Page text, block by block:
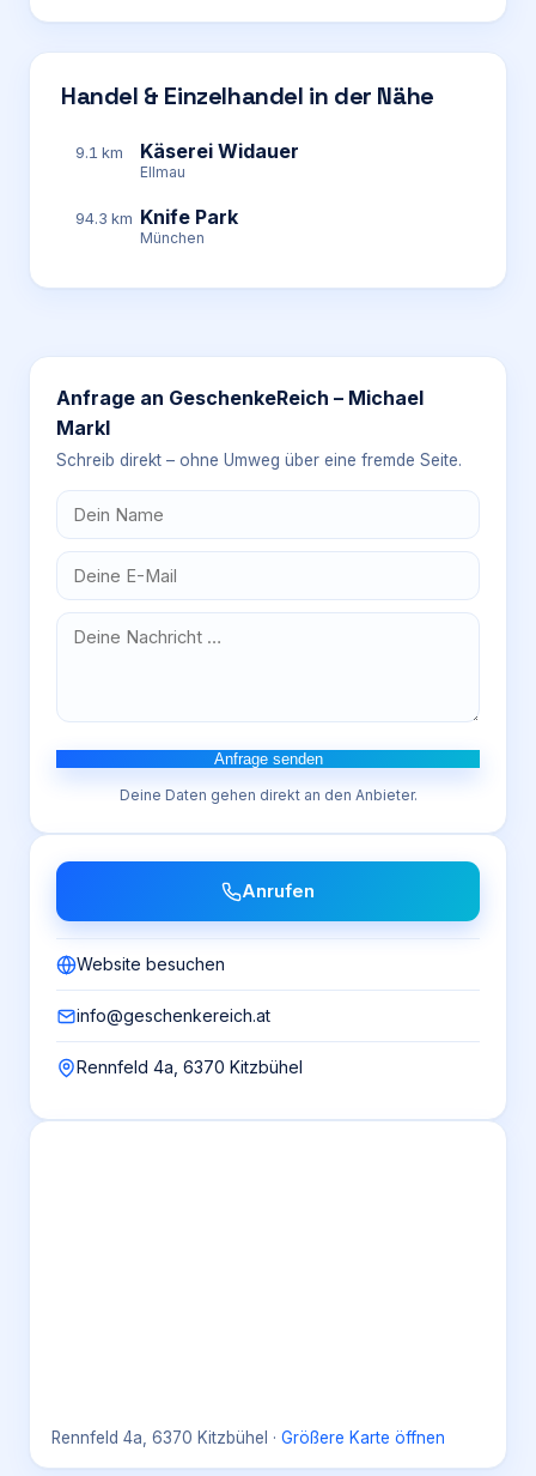
Handel & Einzelhandel in der Nähe
9.1 km Käserei Widauer
Ellmau
94.3 km Knife Park
München
Anfrage an GeschenkeReich – Michael
Markl
Schreib direkt – ohne Umweg über eine fremde Seite.
Anfrage senden
Deine Daten gehen direkt an den Anbieter.
Anrufen
Website besuchen
info@geschenkereich.at
Rennfeld 4a, 6370 Kitzbühel
Rennfeld 4a, 6370 Kitzbühel · Größere Karte öffnen